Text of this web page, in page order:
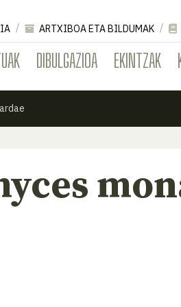
DIBULGAZIOA EKINTZAK
ARTXIBOA ETA BILDUMAK